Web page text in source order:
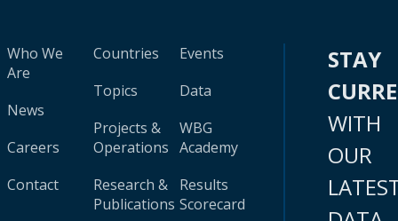
Who We
Are
News
Careers
Contact
Countries
Topics
Projects &
Operations
Research &
Publications
Events
Data
WBG
Academy
Results
Scorecard
STAY
WITH
OUR